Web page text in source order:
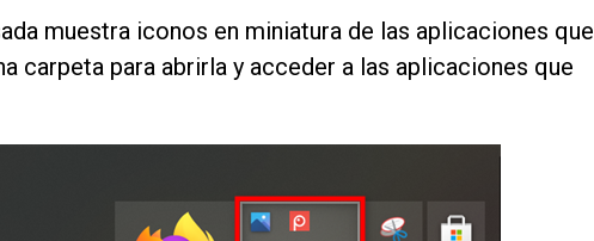
muestra iconos en miniatura de las aplicaciones que
carpeta para abrirla y acceder a las aplicaciones que